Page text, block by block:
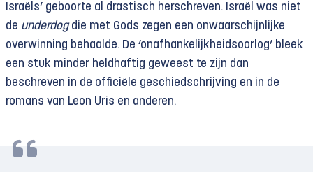
Israëls’ geboorte al drastisch herschreven. Israël was niet
de underdogdie met Gods zegen een onwaarschijnlijke
overwinning behaalde. De ‘onafhankelijkheidsoorlog’ bleek
een stuk minder heldhaftig geweest te zijn dan
beschreven in de officiële geschiedschrijving en in de
romans van Leon Uris en anderen.